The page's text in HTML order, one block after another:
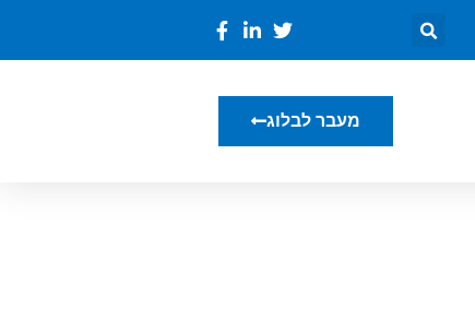
מעבר לבלוג